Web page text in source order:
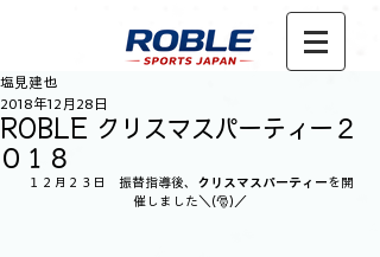
ROBLE クリスマスパーティー２
０１８
塩見建也
2018年12月28日
１２月２３日　振替指導後、 クリスマスパーティーを開
催しました＼(🎅)／